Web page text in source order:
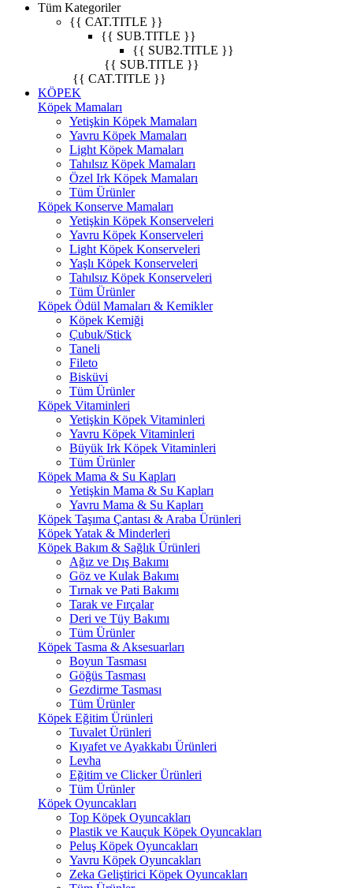
Tüm Kategoriler
{{ CAT.TITLE }}
{{ SUB.TITLE }}
{{ SUB2.TITLE }}
{{ SUB.TITLE }}
{{ CAT.TITLE }}
KÖPEK
Köpek Mamaları
Yetişkin Köpek Mamaları
Yavru Köpek Mamaları
Light Köpek Mamaları
Tahılsız Köpek Mamaları
Özel Irk Köpek Mamaları
Tüm Ürünler
Köpek Konserve Mamaları
Yetişkin Köpek Konserveleri
Yavru Köpek Konserveleri
Light Köpek Konserveleri
Yaşlı Köpek Konserveleri
Tahılsız Köpek Konserveleri
Tüm Ürünler
Köpek Ödül Mamaları & Kemikler
Köpek Kemiği
Çubuk/Stick
Taneli
Fileto
Bisküvi
Tüm Ürünler
Köpek Vitaminleri
Yetişkin Köpek Vitaminleri
Yavru Köpek Vitaminleri
Büyük Irk Köpek Vitaminleri
Tüm Ürünler
Köpek Mama & Su Kapları
Yetişkin Mama & Su Kapları
Yavru Mama & Su Kapları
Köpek Taşıma Çantası & Araba Ürünleri
Köpek Yatak & Minderleri
Köpek Bakım & Sağlık Ürünleri
Ağız ve Dış Bakımı
Göz ve Kulak Bakımı
Tırnak ve Pati Bakımı
Tarak ve Fırçalar
Deri ve Tüy Bakımı
Tüm Ürünler
Köpek Tasma & Aksesuarları
Boyun Tasması
Göğüs Tasması
Gezdirme Tasması
Tüm Ürünler
Köpek Eğitim Ürünleri
Tuvalet Ürünleri
Kıyafet ve Ayakkabı Ürünleri
Levha
Eğitim ve Clicker Ürünleri
Tüm Ürünler
Köpek Oyuncakları
Top Köpek Oyuncakları
Plastik ve Kauçuk Köpek Oyuncakları
Peluş Köpek Oyuncakları
Yavru Köpek Oyuncakları
Zeka Geliştirici Köpek Oyuncakları